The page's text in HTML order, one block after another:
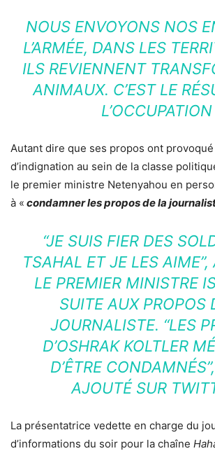
NOUS ENVOYONS NOS
L’ARMÉE, DANS LES
ILS REVIENNENT
ANIMAUX. C’EST LE
L’OCCUPATION
Autant dire que ses propos ont
d’indignation au sein de la classe
le premier ministre Netenyahou en
à « condamner les propos de la
“JE SUIS FIER DES
TSAHAL ET JE LES
LE PREMIER MINISTRE
SUITE AUX PROPOS
JOURNALISTE. “LES
D’OSHRAK KOLTLER
D’ÊTRE
AJOUTÉ SUR
La présentatrice vedette en charge du
d’informations du soir pour la chaîne